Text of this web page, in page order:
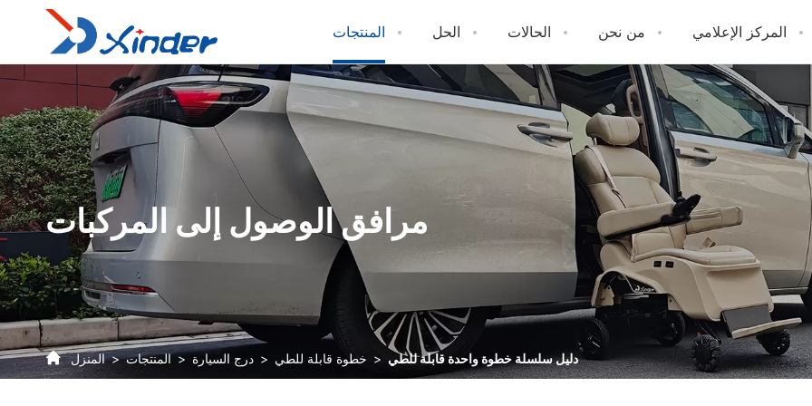
المنتجات الحل الحالات من نحن المركز الإعلامي
مرافق الوصول إلى المركبات
المنزل المنتجات درج السيارة خطوة قابلة للطي دليل سلسلة خطوة واحدة قابلة للطي